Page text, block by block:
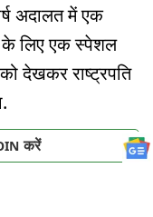
अदालत में एक
के लिए एक स्पेशल
देखकर राष्ट्रपति
करें